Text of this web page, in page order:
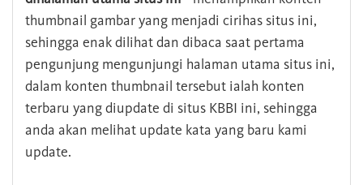
thumbnail gambar yang menjadi cirihas situs ini,
sehingga enak dilihat dan dibaca saat pertama
pengunjung mengunjungi halaman utama situs ini,
dalam konten thumbnail tersebut ialah konten
terbaru yang diupdate di situs KBBI ini, sehingga
anda akan melihat update kata yang baru kami
update.